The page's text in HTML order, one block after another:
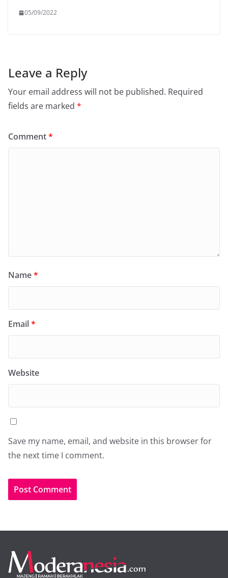
05/09/2022
Leave a Reply
Your email address will not be published. Required
fields are marked *
Comment*
Name*
Email*
Website
Save my name, email, and website in this browser for
the next time I comment.